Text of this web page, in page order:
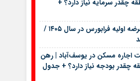
منطقه چقدر سرمایه نیاز دارد؟ +
هشتمین عرضه اولیه فرابورس در سال ۱۴۰۵ /
اجاره مسکن در یوسف‌آباد | رهن
چقدر بودجه نیاز دارد؟ + جدول